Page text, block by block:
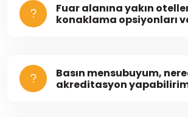
Fuar alanına yakın
konaklama opsiyonları
Basın mensubuyum,
akreditasyon